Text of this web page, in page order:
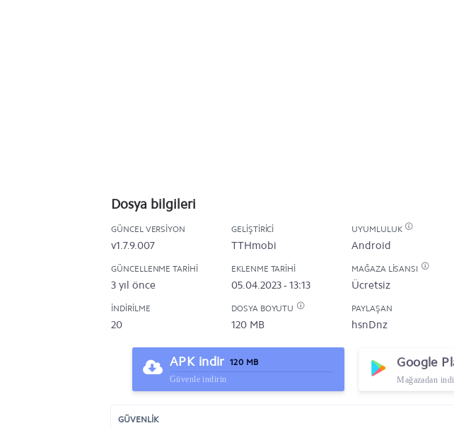
Dosya bilgileri
GÜNCEL VERSIYON
v1.7.9.007
GELIŞTIRICI
TTHmobi
UYUMLULUK
Android
GÜNCELLENME TARIHI
3 yıl önce
EKLENME TARIHI
05.04.2023 - 13:13
MAĞAZA LISANSI
Ücretsiz
İNDIRILME
20
DOSYA BOYUTU
120 MB
PAYLAŞAN
hsnDnz
APK indir 120 MB
Güvenle indirin
Google
Mağazadan
GÜVENLİK